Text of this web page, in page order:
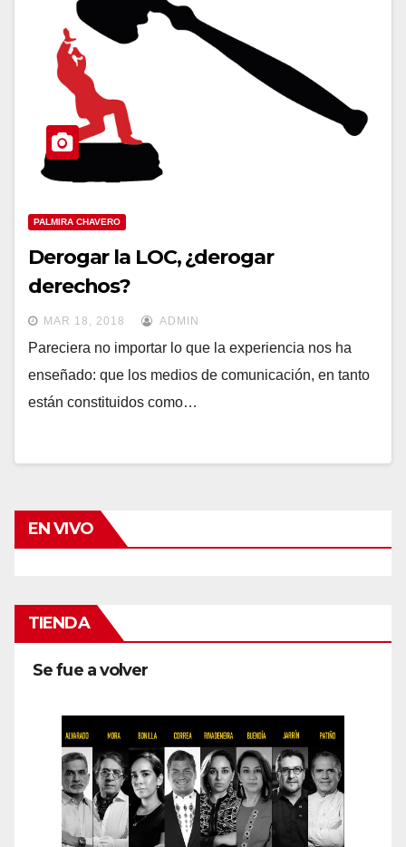
PALMIRA CHAVERO
Derogar la LOC, ¿derogar
derechos?
MAR 18, 2018 ADMIN
Pareciera no importar lo que la experiencia nos ha
enseñado: que los medios de comunicación, en tanto
están constituidos como…
EN VIVO
TIENDA
Se fue a volver